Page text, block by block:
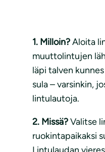
1. Milloin?Aloita
muuttolintujen
läpi talven
sula – varsinkin,
lintulautoja.
2. Missä?Valitse
ruokintapaikaksi